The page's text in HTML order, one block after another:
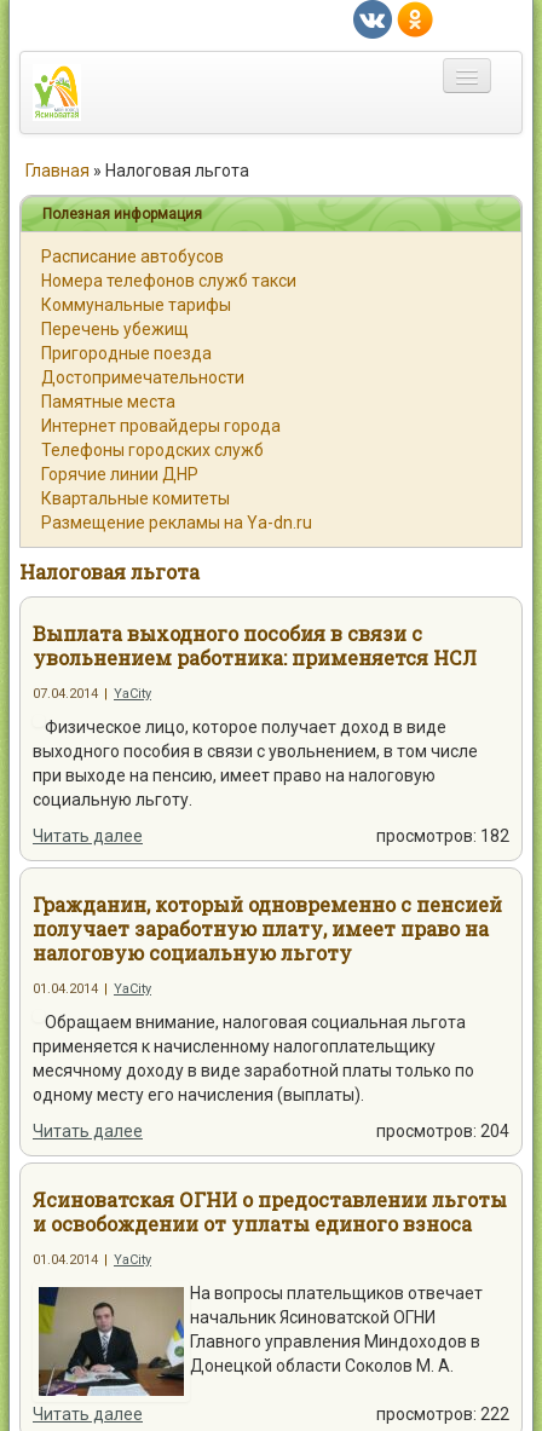
Город
Статьи
Каталог
Справочник
Работа
Объявления
Помощь
Контакты
Главная » Налоговая льгота
Полезная информация
Расписание автобусов
Номера телефонов служб такси
Коммунальные тарифы
Перечень убежищ
Пригородные поезда
Достопримечательности
Памятные места
Интернет провайдеры города
Телефоны городских служб
Горячие линии ДНР
Квартальные комитеты
Размещение рекламы на Ya-dn.ru
Налоговая льгота
Выплата выходного пособия в связи с
увольнением работника: применяется НСЛ
07.04.2014 | YaCity
Физическое лицо, которое получает доход в виде
выходного пособия в связи с увольнением, в том числе
при выходе на пенсию, имеет право на налоговую
социальную льготу.
Читать далее
просмотров: 182
Гражданин, который одновременно с пенсией
получает заработную плату, имеет право на
налоговую социальную льготу
01.04.2014 | YaCity
Обращаем внимание, налоговая социальная льгота
применяется к начисленному налогоплательщику
месячному доходу в виде заработной платы только по
одному месту его начисления (выплаты).
Читать далее
просмотров: 204
Ясиноватская ОГНИ о предоставлении льготы
и освобождении от уплаты единого взноса
01.04.2014 | YaCity
На вопросы плательщиков отвечает
начальник Ясиноватской ОГНИ
Главного управления Миндоходов в
Донецкой области Соколов М. А.
Читать далее просмотров: 222